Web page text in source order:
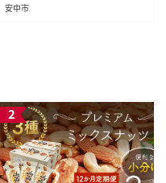
果 産地直輸入 無塩 添 加物不使
用 ダイエット
安中市